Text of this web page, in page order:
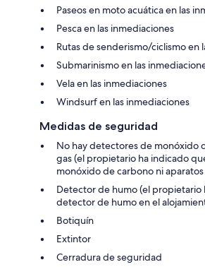
Paseos en moto acuática en las
Pesca en las inmediaciones
Rutas de senderismo/ciclismo en
Submarinismo en las
Vela en las inmediaciones
Windsurf en las inmediaciones
Medidas de seguridad
No hay detectores de monóxido
gas (el propietario ha indicado
monóxido de carbono ni
Detector de humo (el propietario
detector de humo en el
Botiquín
Extintor
Cerradura de seguridad